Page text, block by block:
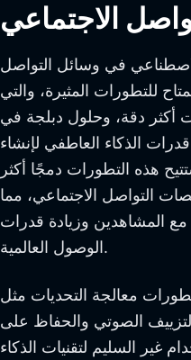
الاجتماعي
في وسائل التواصل
للتطورات المثيرة، والتي
أكثر دقة، وحلول دبلجة في
الذكاء العاطفي لإنشاء
هذه التطورات دمجًا أكثر
التواصل الاجتماعي، مما
مع المشاهدين وزيادة قدرات
الوصول العالمية.
معالجة التحديات مثل
الصوتي والحفاظ على
غير السليم لتقنيات الذكاء